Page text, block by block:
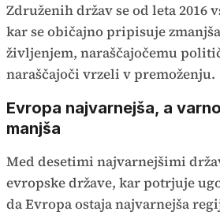
Združenih držav se od leta 2016
kar se običajno pripisuje
življenjem, naraščajočemu
naraščajoči vrzeli v premoženju.
Evropa najvarnejša, a
manjša
Med desetimi najvarnejšimi
evropske države, kar potrjuje
da Evropa ostaja najvarnejša